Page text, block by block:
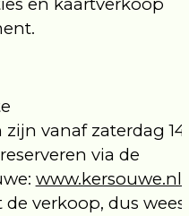
vanaf zaterdag 14
via de
www.kersouwe.nl.
verkoop, dus wees